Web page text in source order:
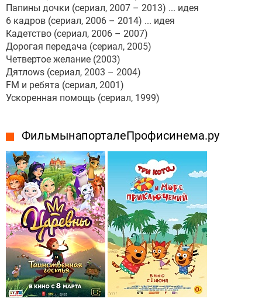
Папины дочки (сериал, 2007 – 2013) ... идея
6 кадров (сериал, 2006 – 2014) ... идея
Кадетство (сериал, 2006 – 2007)
Дорогая передача (сериал, 2005)
Четвертое желание (2003)
Дятлоws (сериал, 2003 – 2004)
FM и ребята (сериал, 2001)
Ускоренная помощь (сериал, 1999)
Фильмы на портале Профисинема.ру